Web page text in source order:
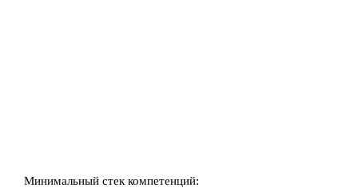
Минимальный стек компетенций: